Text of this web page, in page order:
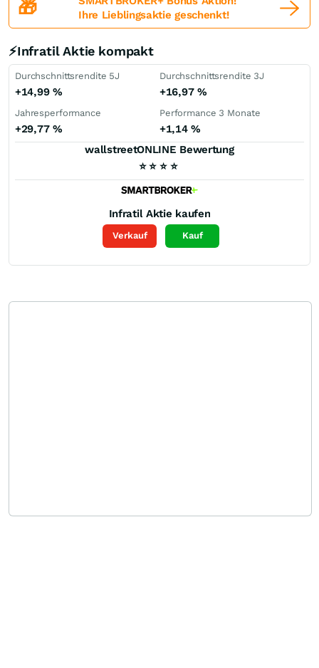
🎁
Ihre Lieblingsaktie geschenkt!
⚡Infratil Aktie kompakt
Durchschnittsrendite 5J
+14,99 %
Durchschnittsrendite 3J
+16,97 %
Jahresperformance
+29,77 %
Performance 3 Monate
+1,14%
wallstreetONLINE Bewertung
⭐ ⭐ ⭐ ⭐
Infratil Aktie kaufen
Verkauf Kauf